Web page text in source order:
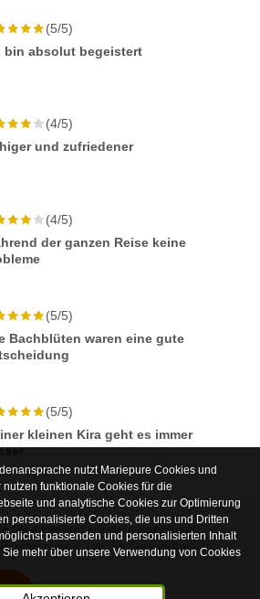
(5/5)
bin absolut begeistert
(4/5)
und zufriedener
(4/5)
der ganzen Reise keine
(5/5)
Bachblüten waren eine gute
(5/5)
kleinen Kira geht es immer
nutzt Mariepure Cookies und
funktionale Cookies für die
und analytische Cookies zur Optimierung
personalisierte Cookies, die uns und Dritten
passenden und personalisierten Inhalt
mehr über unsere Verwendung von Cookies
Medikament sondern harmlose
man nimmt, um die Gesundheit zu
WebdesignPubli4u